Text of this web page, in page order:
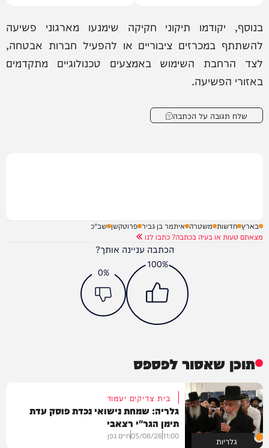
בנוסף, יקודמו תיקוני חקיקה שימנעו מארגוני פשיעה
להשתתף במכרזים ציבוריים או להפעיל חברות אבטחה,
לצד הרחבת השימוש באמצעים טכנולוגיים מתקדמים
באזורי הפשיעה.
שלח תגובה על הכתבה
בארץ חדשות משטרה איתמר בן גביר פרוטקשן שב"כ
מצאתם טעות או בעיה בכתבה? כתבו לנו
הכתבה עניינה אותך?
100%
0%
תוכן שאסור לפספס
גלריות
בית צדיקים יעמוד
גלריה: שמחת נישואי נכדת פוסק עדת
תימן הגר"י רצאבי
11:00
05/08/26חיים גפן